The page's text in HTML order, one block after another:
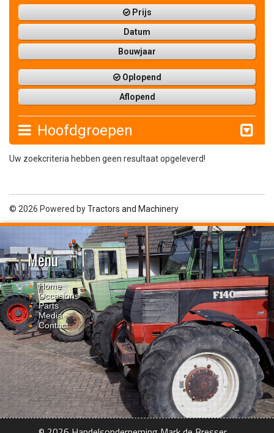
Prijs
Datum
Bouwjaar
Oplopend
Aflopend
Hoofdgroepen
Uw zoekcriteria hebben geen resultaat opgeleverd!
© 2026 Powered byTractors and Machinery
Menu
Home
Occasions
Parts
Media
Contact